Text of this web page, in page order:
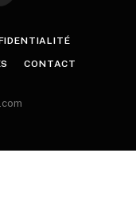
CONTACT